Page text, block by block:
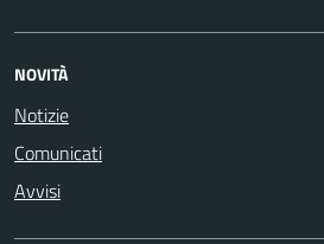
NOVITÀ
Notizie
Comunicati
Avvisi